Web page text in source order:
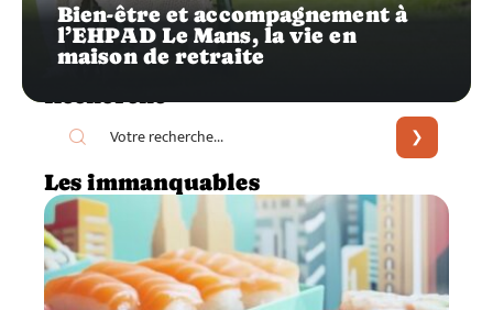
Bien-être et accompagnement à
l’EHPAD Le Mans, la vie en
maison de retraite
Recherche
Les immanquables